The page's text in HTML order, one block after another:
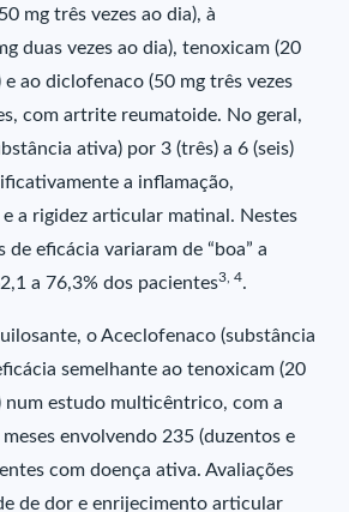
mg três vezes ao dia), à
duas vezes ao dia), tenoxicam (20
e ao diclofenaco (50 mg três vezes
com artrite reumatoide. No geral,
ativa) por 3 (três) a 6 (seis)
a inflamação,
a rigidez articular matinal. Nestes
de eficácia variaram de “boa” a
a 76,3% dos pacientes3, 4.
o Aceclofenaco (substância
semelhante ao tenoxicam (20
num estudo multicêntrico, com a
envolvendo 235 (duzentos e
com doença ativa. Avaliações
de dor e enrijecimento articular